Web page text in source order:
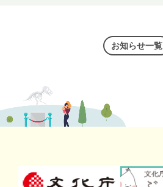
お知らせ一覧